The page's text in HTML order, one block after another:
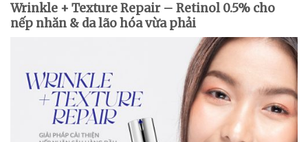
Wrinkle + Texture Repair – Retinol 0.5% cho
nếp nhăn & da lão hóa vừa phải